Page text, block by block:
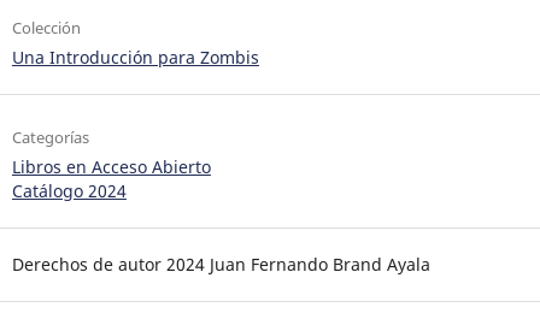
Colección
Una Introducción para Zombis
Categorías
Libros en Acceso Abierto
Catálogo 2024
Derechos de autor 2024 Juan Fernando Brand Ayala